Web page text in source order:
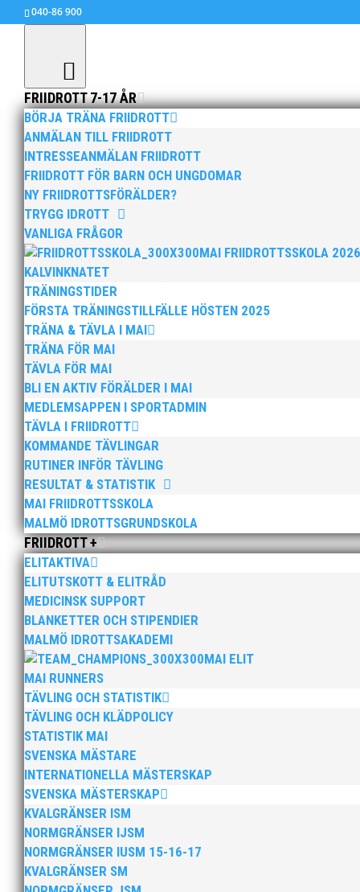
040-86 900
FRIIDROTT 7-17 ÅR
BÖRJA TRÄNA FRIIDROTT
ANMÄLAN TILL FRIIDROTT
INTRESSEANMÄLAN FRIIDROTT
FRIIDROTT FÖR BARN OCH UNGDOMAR
NY FRIIDROTTSFÖRÄLDER?
TRYGG IDROTT
VANLIGA FRÅGOR
MAI FRIIDROTTSSKOLA 2026
KALVINKNATET
TRÄNINGSTIDER
FÖRSTA TRÄNINGSTILLFÄLLE HÖSTEN 2025
TRÄNA & TÄVLA I MAI
TRÄNA FÖR MAI
TÄVLA FÖR MAI
BLI EN AKTIV FÖRÄLDER I MAI
MEDLEMSAPPEN I SPORTADMIN
TÄVLA I FRIIDROTT
KOMMANDE TÄVLINGAR
RUTINER INFÖR TÄVLING
RESULTAT & STATISTIK
MAI FRIIDROTTSSKOLA
MALMÖ IDROTTSGRUNDSKOLA
FRIIDROTT +
ELITAKTIVA
ELITUTSKOTT & ELITRÅD
MEDICINSK SUPPORT
BLANKETTER OCH STIPENDIER
MALMÖ IDROTTSAKADEMI
MAI ELIT
MAI RUNNERS
TÄVLING OCH STATISTIK
TÄVLING OCH KLÄDPOLICY
STATISTIK MAI
SVENSKA MÄSTARE
INTERNATIONELLA MÄSTERSKAP
SVENSKA MÄSTERSKAP
KVALGRÄNSER ISM
NORMGRÄNSER IJSM
NORMGRÄNSER IUSM 15-16-17
KVALGRÄNSER SM
10 medaljer och massor
mar 6, 2017|
MAI hade 21 aktiva med på USM i Uppsala.
Ett härligt gäng som gör oss ledare mycket
Det hejas, stöttas, tröstas och skrattas.
Följande platser bland de 8 bästa vill vi
Guld Victoria Quanioo Kula F15 ,
Nikki Anderberg Längd F15 ,
Silver Olivia Stridh 200m F15 , 26,13
Nikki Anderberg 60m F15 , 7.81
Bimo Soenarso 60m P16 , 6,98
Brons Wilma Rosenquist Längd F16 ,
Erik Bengtsson Kula P16 ,
Helena Cronstedt Höjd F16 ,
Nikki Anderberg 200m F15 26,47
4:a Samantha Oware Längd F16 ,
Ludvig Nylander Längd P15 ,
5:a Max Rosquist Larsson 60mH P16 ,
6:a Nellie Erlandsson Längd F16 ,
Max Rosquist Larsson Längd